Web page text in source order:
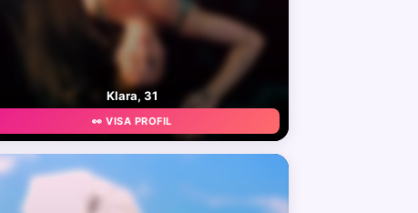
Klara, 31
👀 VISA PROFIL